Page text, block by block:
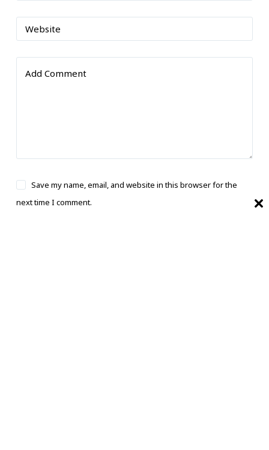
Website
Add Comment
Save my name, email, and website in this browser for the
next time I comment.